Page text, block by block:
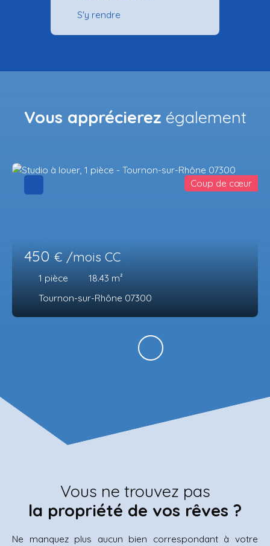
S'y rendre
Vous apprécierez également
450 € /mois CC
1 pièce 18.43 m²
Tournon-sur-Rhône 07300
Coup de cœur
Vous ne trouvez pas
la propriété de vos rêves ?
Ne manquez plus aucun bien correspondant à votre